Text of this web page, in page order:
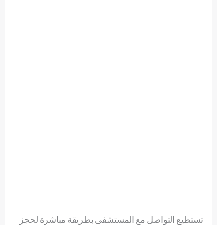
تستطيع التواصل مع المستشفى بطريقة مباشرة لحجز